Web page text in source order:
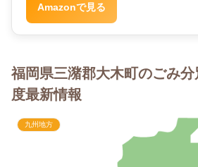
Amazonで見る
福岡県三潴郡大木町のごみ
度最新情報
九州地方